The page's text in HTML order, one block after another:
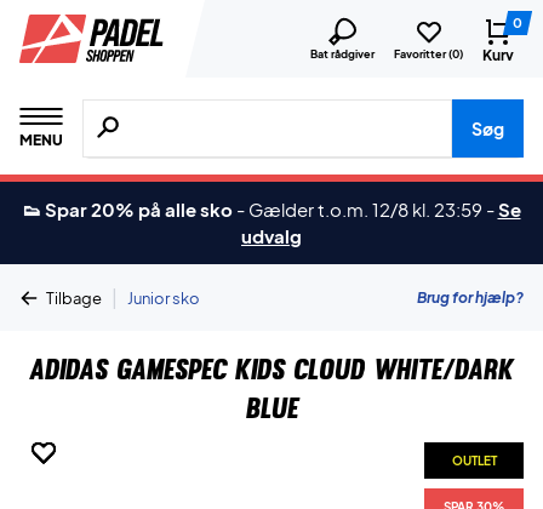
Bat rådgiver Favoritter (0)
0
Kurv
MENU
Søg efter produkter, mærker etc.
Søg
👟 Spar 20% på alle sko - Gælder t.o.m. 12/8 kl. 23:59 -Se
udvalg
Tilbage | Junior sko Brug for hjælp?
Adidas Gamespec Kids Cloud White/Dark
Blue
OUTLET
OUTLET
OUTLET
OUTLET
OUTLET
OUTLET